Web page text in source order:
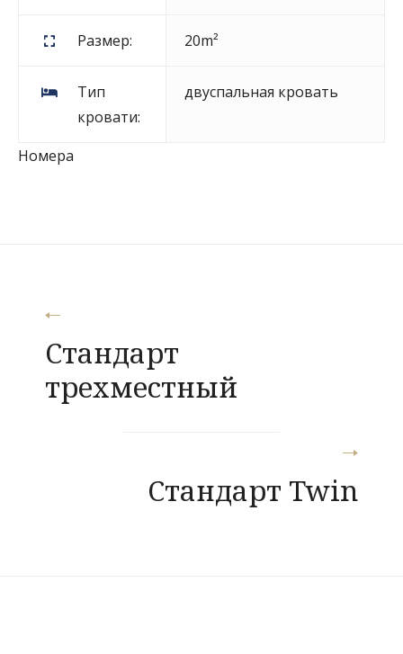
Размер: 20m²
Тип
кровати:
двуспальная кровать
Номера
Навигация
по
записям
Стандарт
трехместный
Стандарт Twin